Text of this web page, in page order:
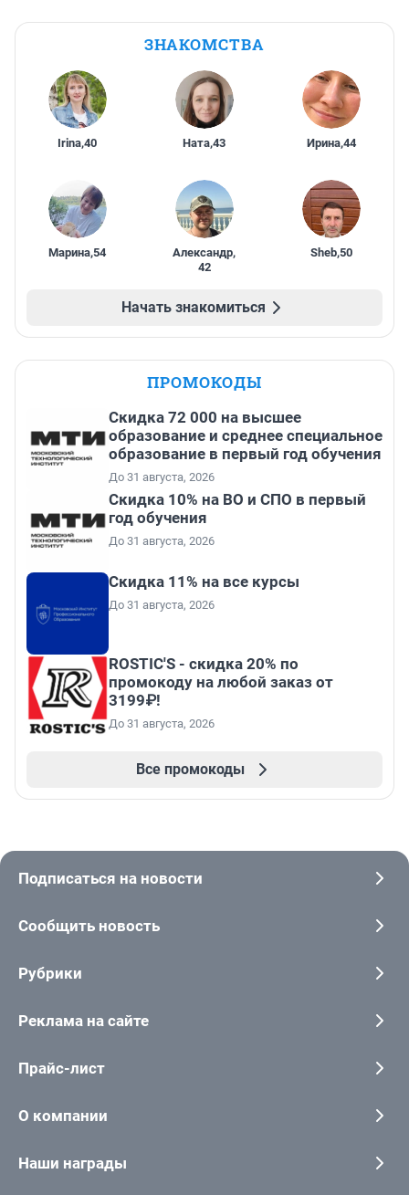
ЗНАКОМСТВА
Irina,40 Ната,43 Ирина,44
Марина,54 Александр,
42
Sheb,50
Начать знакомиться
ПРОМОКОДЫ
Скидка 72 000 на высшее
образование и среднее специальное
образование в первый год обучения
До 31 августа, 2026
Скидка 10% на ВО и СПО в первый
год обучения
До 31 августа, 2026
Скидка 11% на все курсы
До 31 августа, 2026
ROSTIC'S - скидка 20% по
промокоду на любой заказ от
3199₽!
До 31 августа, 2026
Все промокоды
Подписаться на новости
Сообщить новость
Рубрики
Реклама на сайте
Прайс-лист
О компании
Наши награды